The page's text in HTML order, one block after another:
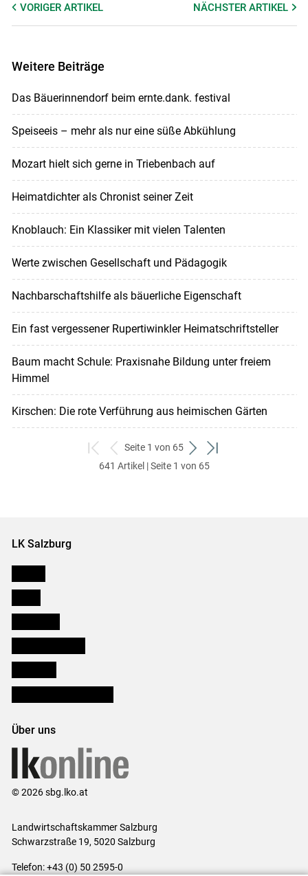
VORIGER ARTIKEL NÄCHSTERARTIKEL
Weitere Beiträge
Das Bäuerinnendorf beim ernte.dank. festival
Speiseeis – mehr als nur eine süße Abkühlung
Mozart hielt sich gerne in Triebenbach auf
Heimatdichter als Chronist seiner Zeit
Knoblauch: Ein Klassiker mit vielen Talenten
Werte zwischen Gesellschaft und Pädagogik
Nachbarschaftshilfe als bäuerliche Eigenschaft
Ein fast vergessener Rupertiwinkler Heimatschriftsteller
Baum macht Schule: Praxisnahe Bildung unter freiem
Himmel
Kirschen: Die rote Verführung aus heimischen Gärten
zum
ersten
zurück
zum
Seite 1 von 65
weiter
zum
zum
641 Artikel | Seite 1 von 65
LK Salzburg
Über uns
© 2026 sbg.lko.at
Landwirtschaftskammer Salzburg
Schwarzstraße 19, 5020 Salzburg
Telefon: +43 (0) 50 2595-0